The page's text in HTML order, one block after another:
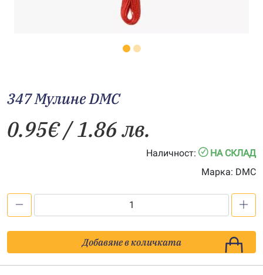
347 Мулине DMC
0.95€/ 1.86 лв.
Наличност:
НА СКЛАД
Марка: DMC
Мулине
DMC
Добавяне в количката